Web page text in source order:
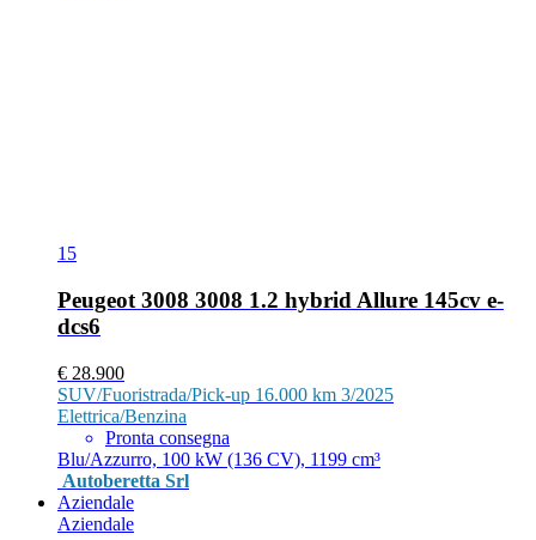
15
Peugeot 3008 3008 1.2 hybrid Allure 145cv e-
dcs6
€ 28.900
SUV/Fuoristrada/Pick-up 16.000 km 3/2025
Elettrica/Benzina
Pronta consegna
Blu/Azzurro, 100 kW (136 CV), 1199 cm³
Autoberetta Srl
Aziendale
Aziendale